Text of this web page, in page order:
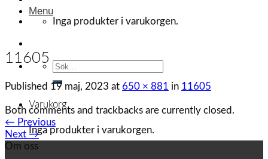
Inga produkter i varukorgen.
Sök
Varukorg
Inga produkter i varukorgen.
Menu
11605
Published 19 maj, 2023 at 650 × 881 in 11605
Both comments and trackbacks are currently closed.
← Previous
Next →
Om oss